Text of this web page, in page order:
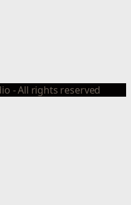
- All rights reserved